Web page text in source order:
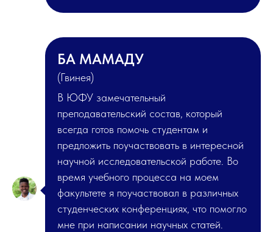
БА МАМАДУ
(Гвинея)
В ЮФУ замечательный
преподавательский состав, который
всегда готов помочь студентам и
предложить поучаствовать в интересной
научной исследовательской работе. Во
время учебного процесса на моем
факультете я поучаствовал в различных
студенческих конференциях, что помогло
мне при написании научных статей.